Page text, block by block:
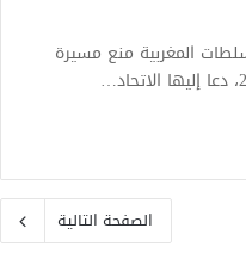
المغربية منع مسيرة
الصفحة التالية